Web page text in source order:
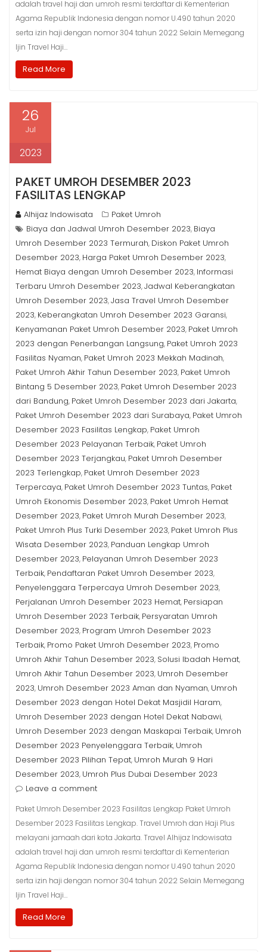
adalah travel haji dan umroh resmi terdaftar di Kementerian
Agama Republik Indonesia dengan nomor U.490 tahun 2020
serta izin haji dengan nomor 304 tahun 2022 Selain Memegang
Ijin Travel Haji…
Read More
26
Jul
2023
PAKET UMROH DESEMBER 2023
FASILITAS LENGKAP
Alhijaz Indowisata
Paket Umroh
Biaya dan Jadwal Umroh Desember 2023, Biaya
Umroh Desember 2023 Termurah, Diskon Paket Umroh
Desember 2023, Harga Paket Umroh Desember 2023,
Hemat Biaya dengan Umroh Desember 2023, Informasi
Terbaru Umroh Desember 2023,Jadwal Keberangkatan
Umroh Desember 2023,Jasa Travel Umroh Desember
2023, Keberangkatan Umroh Desember 2023 Garansi,
Kenyamanan Paket Umroh Desember 2023, Paket Umroh
2023 dengan Penerbangan Langsung, Paket Umroh 2023
Fasilitas Nyaman, Paket Umroh 2023 Mekkah Madinah,
Paket Umroh Akhir Tahun Desember 2023, Paket Umroh
Bintang 5 Desember 2023, Paket Umroh Desember 2023
dari Bandung, Paket Umroh Desember 2023 dari Jakarta,
Paket Umroh Desember 2023 dari Surabaya, Paket Umroh
Desember 2023 Fasilitas Lengkap, Paket Umroh
Desember 2023 Pelayanan Terbaik, Paket Umroh
Desember 2023 Terjangkau, Paket Umroh Desember
2023 Terlengkap, Paket Umroh Desember 2023
Terpercaya, Paket Umroh Desember 2023 Tuntas, Paket
Umroh Ekonomis Desember 2023, Paket Umroh Hemat
Desember 2023, Paket Umroh Murah Desember 2023,
Paket Umroh Plus Turki Desember 2023, Paket Umroh Plus
Wisata Desember 2023, Panduan Lengkap Umroh
Desember 2023, Pelayanan Umroh Desember 2023
Terbaik, Pendaftaran Paket Umroh Desember 2023,
Penyelenggara Terpercaya Umroh Desember 2023,
Perjalanan Umroh Desember 2023 Hemat, Persiapan
Umroh Desember 2023 Terbaik, Persyaratan Umroh
Desember 2023, Program Umroh Desember 2023
Terbaik, Promo Paket Umroh Desember 2023, Promo
Umroh Akhir Tahun Desember 2023, Solusi Ibadah Hemat,
Umroh Akhir Tahun Desember 2023, Umroh Desember
2023, Umroh Desember 2023 Aman dan Nyaman, Umroh
Desember 2023 dengan Hotel Dekat Masjidil Haram,
Umroh Desember 2023 dengan Hotel Dekat Nabawi,
Umroh Desember 2023 dengan Maskapai Terbaik, Umroh
Desember 2023 Penyelenggara Terbaik, Umroh
Desember 2023 Pilihan Tepat, Umroh Murah 9 Hari
Desember 2023, Umroh Plus Dubai Desember 2023
Leave a comment
Paket Umroh Desember 2023 Fasilitas Lengkap Paket Umroh
Desember 2023 Fasilitas Lengkap. Travel Umroh dan Haji Plus
melayani jamaah dari kota Jakarta. Travel Alhijaz Indowisata
adalah travel haji dan umroh resmi terdaftar di Kementerian
Agama Republik Indonesia dengan nomor U.490 tahun 2020
serta izin haji dengan nomor 304 tahun 2022 Selain Memegang
Ijin Travel Haji…
Read More